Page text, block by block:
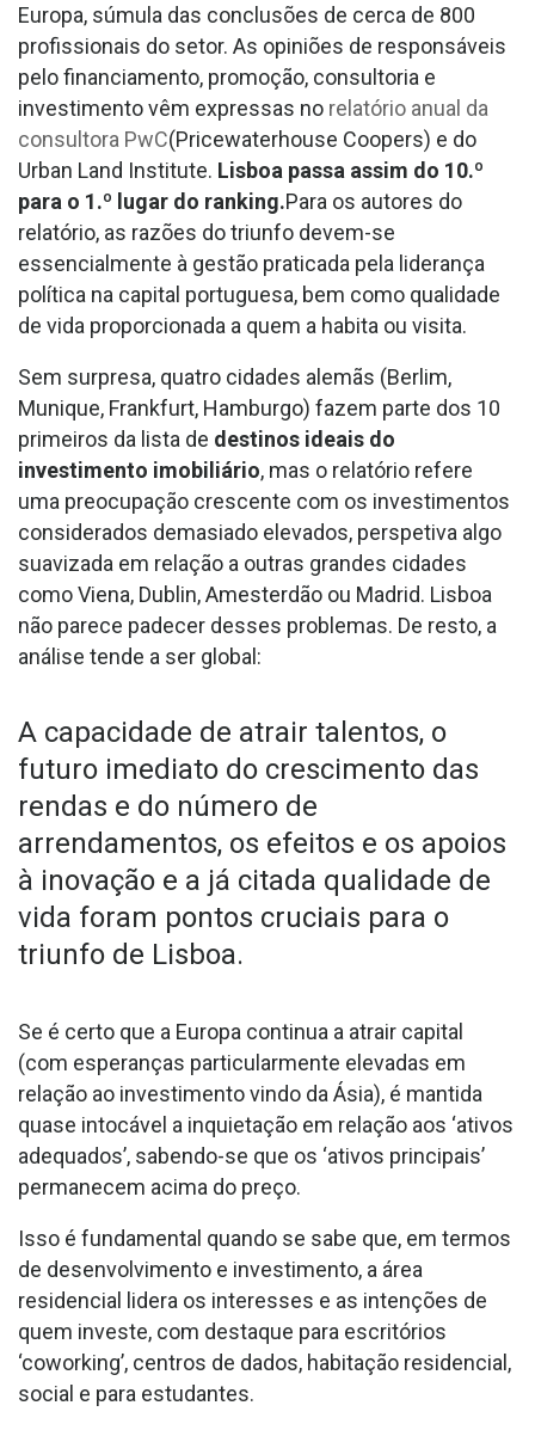
Europa, súmula das conclusões de cerca de 800
profissionais do setor. As opiniões de responsáveis
pelo financiamento, promoção, consultoria e
investimento vêm expressas no relatório anual da
consultora PwC(Pricewaterhouse Coopers) e do
Urban Land Institute. Lisboa passa assim do 10.º
para o 1.º lugar do ranking.Para os autores do
relatório, as razões do triunfo devem-se
essencialmente à gestão praticada pela liderança
política na capital portuguesa, bem como qualidade
de vida proporcionada a quem a habita ou visita.
Sem surpresa, quatro cidades alemãs (Berlim,
Munique, Frankfurt, Hamburgo) fazem parte dos 10
primeiros da lista de destinos ideais do
investimento imobiliário, mas o relatório refere
uma preocupação crescente com os investimentos
considerados demasiado elevados, perspetiva algo
suavizada em relação a outras grandes cidades
como Viena, Dublin, Amesterdão ou Madrid. Lisboa
não parece padecer desses problemas. De resto, a
análise tende a ser global:
A capacidade de atrair talentos, o
futuro imediato do crescimento das
rendas e do número de
arrendamentos, os efeitos e os apoios
à inovação e a já citada qualidade de
vida foram pontos cruciais para o
triunfo de Lisboa.
Se é certo que a Europa continua a atrair capital
(com esperanças particularmente elevadas em
relação ao investimento vindo da Ásia), é mantida
quase intocável a inquietação em relação aos ‘ativos
adequados’, sabendo-se que os ‘ativos principais’
permanecem acima do preço.
Isso é fundamental quando se sabe que, em termos
de desenvolvimento e investimento, a área
residencial lidera os interesses e as intenções de
quem investe, com destaque para escritórios
‘coworking’, centros de dados, habitação residencial,
social e para estudantes.